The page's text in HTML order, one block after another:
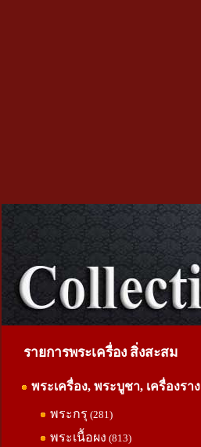
รายการพระเครื่อง สิ่งสะสม
พระเครื่อง, พระบูชา, เครื่องราง
พระกรุ (281)
พระเนื้อผง (813)